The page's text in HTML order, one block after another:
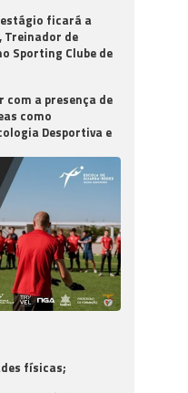
ficará a
Treinador de
Sporting Clube de
com a presença de
como
Desportiva e
físicas;